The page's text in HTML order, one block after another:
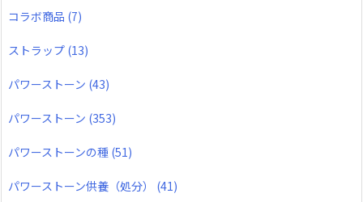
コラボ商品 (7)
ストラップ (13)
パワーストーン (43)
パワーストーン (353)
パワーストーンの種 (51)
パワーストーン供養（処分） (41)